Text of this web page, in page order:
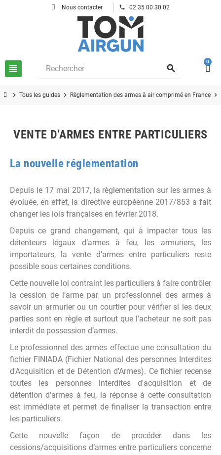
Nous contacter phone 02 35 00 30 02
view_headline search
0
chevron_right Tous les guides chevron_right Règlementation des armes à air comprimé en France chevron_right
VENTE D'ARMES ENTRE PARTICULIERS
La nouvelle réglementation
Depuis le 17 mai 2017, la règlementation sur les armes à
évoluée, en effet, la directive européenne 2017/853 a fait
changer les lois françaises en février 2018.
Depuis ce grand changement, qui à impacter tous les
détenteurs légaux d’armes à feu, les armuriers, les
importateurs, la vente d’armes entre particuliers reste
possible sous certaines conditions.
Cette nouvelle loi contraint les particuliers à faire contrôler
la cession de l’arme par un professionnel des armes à
savoir un armurier ou un courtier pour vérifier si les deux
parties sont en règle et surtout que l’acheteur ne soit pas
interdit de possession d’armes.
Le professionnel des armes effectue une consultation du
fichier FINIADA (Fichier National des personnes Interdites
d'Acquisition et de Détention d'Armes). Ce fichier recense
toutes les personnes interdites d'acquisition et de
détention d'armes à feu, la réponse à cette consultation
est immédiate et permet de finaliser la transaction entre
les particuliers.
Cette nouvelle façon de procéder dans les
cessions/acquisitions d’armes entre particuliers concerne